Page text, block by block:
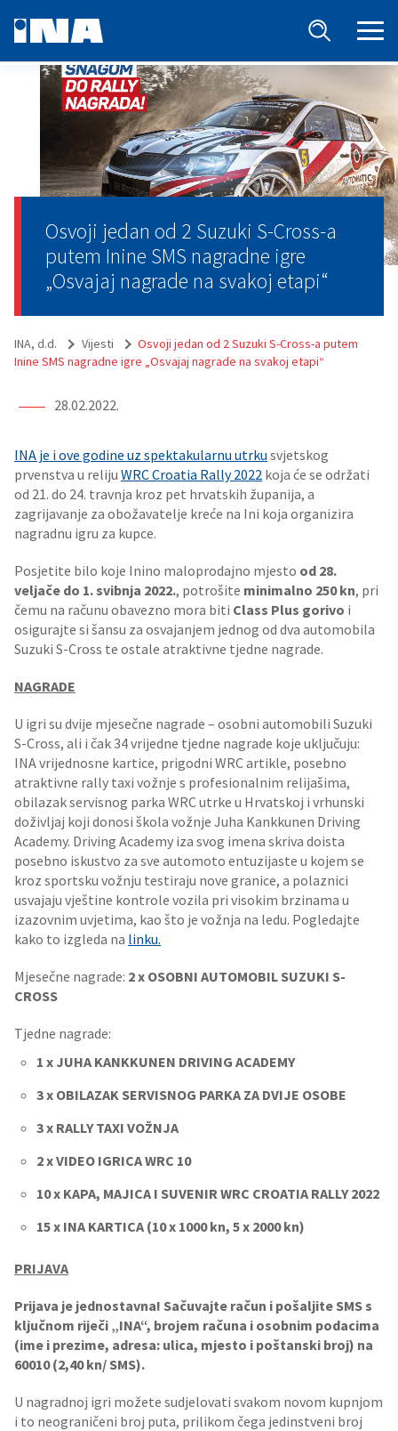
Osvoji jedan od 2 Suzuki S-Cross-a
putem Inine SMS nagradne igre
„Osvajaj nagrade na svakoj etapi“
INA, d.d. Vijesti
Osvoji jedan od 2 Suzuki S-Cross-a putem
Inine SMS nagradne igre „Osvajaj nagrade na svakoj etapi“
28.02.2022.
INA je i ove godine uz spektakularnu utrku svjetskog
prvenstva u reliju WRC Croatia Rally 2022 koja će se održati
od 21. do 24. travnja kroz pet hrvatskih županija, a
zagrijavanje za obožavatelje kreće na Ini koja organizira
nagradnu igru za kupce.
Posjetite bilo koje Inino maloprodajno mjesto od 28.
veljače do 1. svibnja 2022., potrošite minimalno 250 kn, pri
čemu na računu obavezno mora biti Class Plus gorivo i
osigurajte si šansu za osvajanjem jednog od dva automobila
Suzuki S-Cross te ostale atraktivne tjedne nagrade.
NAGRADE
U igri su dvije mjesečne nagrade – osobni automobili Suzuki
S-Cross, ali i čak 34 vrijedne tjedne nagrade koje uključuju:
INA vrijednosne kartice, prigodni WRC artikle, posebno
atraktivne rally taxi vožnje s profesionalnim relijašima,
obilazak servisnog parka WRC utrke u Hrvatskoj i vrhunski
doživljaj koji donosi škola vožnje Juha Kankkunen Driving
Academy. Driving Academy iza svog imena skriva doista
posebno iskustvo za sve automoto entuzijaste u kojem se
kroz sportsku vožnju testiraju nove granice, a polaznici
usvajaju vještine kontrole vozila pri visokim brzinama u
izazovnim uvjetima, kao što je vožnja na ledu. Pogledajte
kako to izgleda na linku.
Mjesečne nagrade: 2 x OSOBNI AUTOMOBIL SUZUKI S-
CROSS
Tjedne nagrade:
1 x JUHA KANKKUNEN DRIVING ACADEMY
3 x OBILAZAK SERVISNOG PARKA ZA DVIJE OSOBE
3 x RALLY TAXI VOŽNJA
2 x VIDEO IGRICA WRC 10
10 x KAPA, MAJICA I SUVENIR WRC CROATIA RALLY 2022
15 x INA KARTICA (10 x 1000 kn, 5 x 2000 kn)
PRIJAVA
Prijava je jednostavna! Sačuvajte račun i pošaljite SMS s
ključnom riječi „INA“, brojem računa i osobnim podacima
(ime i prezime, adresa: ulica, mjesto i poštanski broj) na
60010 (2,40 kn/ SMS).
U nagradnoj igri možete sudjelovati svakom novom kupnjom
i to neograničeni broj puta, prilikom čega jedinstveni broj